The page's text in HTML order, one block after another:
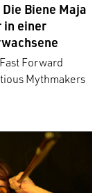
Biene Maja
in einer
Forward
Mythmakers